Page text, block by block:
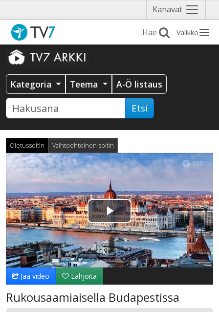
Kanavat Näytä
valikko
Valikko
Kategoria Teema A-Ö listaus
Etsi
Oletussoitin Vaihtoehtoinen soitin
Toista
Video
Jaa video Lahjoita
Rukousaamiaisella Budapestissa